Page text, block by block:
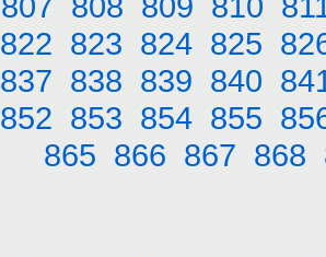
822 823 824 825
837 838 839 840
852 853 854 855
865 866 867 868